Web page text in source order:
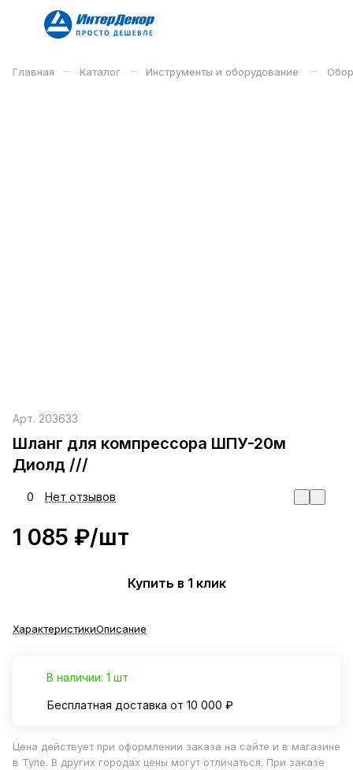
Главная – Каталог – Инструменты и оборудование –
Арт. 203633
Шланг для компрессора ШПУ-20м
Диолд ///
0 Нет отзывов
1 085 ₽/шт
Купить в 1 клик
ХарактеристикиОписание
В наличии: 1 шт
Бесплатная доставка от 10 000 ₽
Цена действует при оформлении заказа на сайте и в магазине
в Туле. В других городах цены могут отличаться. При заказе